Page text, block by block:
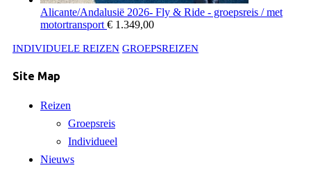
Alicante/Andalusië 2026- Fly & Ride - groepsreis / met
motortransport € 1.349,00
INDIVIDUELE REIZEN GROEPSREIZEN
Site Map
Reizen
Groepsreis
Individueel
Nieuws